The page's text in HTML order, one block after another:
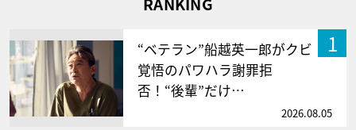
1
“ベテラン”船越英一郎がクビ
覚悟のパワハラ謝罪拒
否！“後輩”だけ…
2026.08.05